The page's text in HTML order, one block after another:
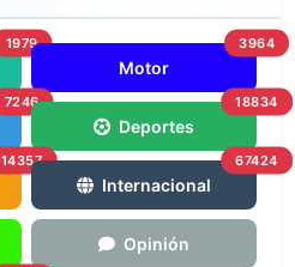
1979
Motor
3964
7246
Deportes
18834
14357
Internacional
67424
Opinión